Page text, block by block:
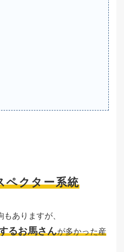
ペクター系統
ありますが、
るお馬さんが多かった産